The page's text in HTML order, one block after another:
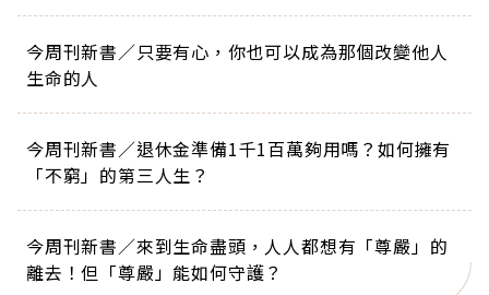
今周刊新書／只要有心，你也可以成為那個改變他人
生命的人
今周刊新書／退休金準備1千1百萬夠用嗎？如何擁有
「不窮」的第三人生？
今周刊新書／來到生命盡頭，人人都想有「尊嚴」的
離去！但「尊嚴」能如何守護？